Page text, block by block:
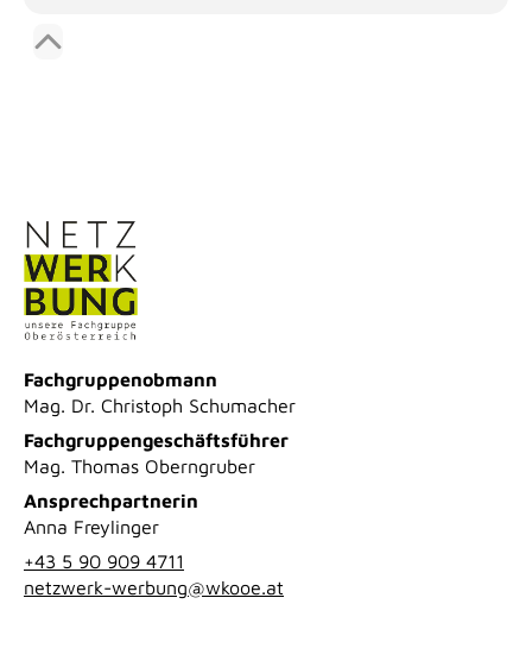
Fachgruppenobmann
Mag. Dr. Christoph Schumacher
Fachgruppengeschäftsführer
Mag. Thomas Oberngruber
Ansprechpartnerin
Anna Freylinger
+43 5 90 909 4711
netzwerk-werbung@wkooe.at